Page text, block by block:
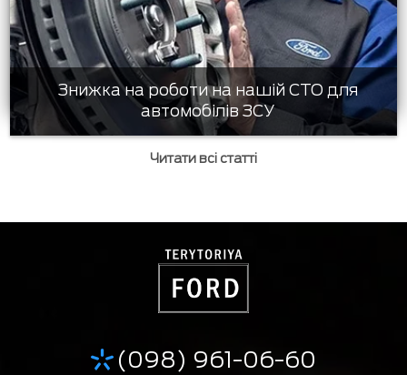
Знижка на роботи на нашій СТО для
автомобілів ЗСУ
Читати всі статті
(098) 961-06-60